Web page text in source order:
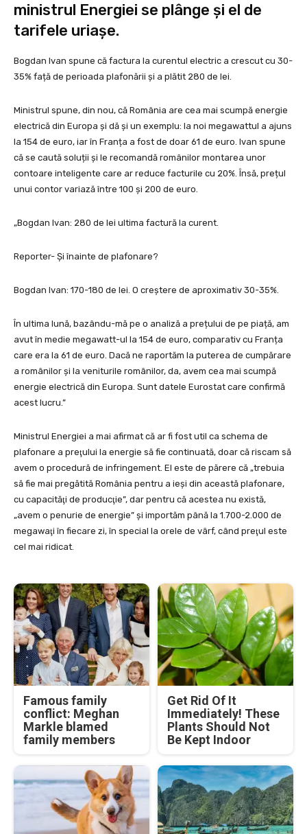
ministrul Energiei se plânge și el de
tarifele uriașe.
Bogdan Ivan spune că factura la curentul electric a crescut cu 30-
35% față de perioada plafonării și a plătit 280 de lei.
Ministrul spune, din nou, că România are cea mai scumpă energie
electrică din Europa și dă și un exemplu: la noi megawattul a ajuns
la 154 de euro, iar în Franța a fost de doar 61 de euro. Ivan spune
că se caută soluții și le recomandă românilor montarea unor
contoare inteligente care ar reduce facturile cu 20%. Însă, prețul
unui contor variază între 100 și 200 de euro.
„Bogdan Ivan: 280 de lei ultima factură la curent.
Reporter- Și înainte de plafonare?
Bogdan Ivan: 170-180 de lei. O creștere de aproximativ 30-35%.
În ultima lună, bazându-mă pe o analiză a prețului de pe piață, am
avut în medie megawatt-ul la 154 de euro, comparativ cu Franța
care era la 61 de euro. Dacă ne raportăm la puterea de cumpărare
a românilor și la veniturile românilor, da, avem cea mai scumpă
energie electrică din Europa. Sunt datele Eurostat care confirmă
acest lucru.”
Ministrul Energiei a mai afirmat că ar fi fost util ca schema de
plafonare a preţului la energie să fie continuată, doar că riscam să
avem o procedură de infringement. El este de părere că „trebuia
să fie mai pregătită România pentru a ieşi din această plafonare,
cu capacităţi de producţie”, dar pentru că acestea nu există,
„avem o penurie de energie” şi importăm până la 1.700-2.000 de
megawaţi în fiecare zi, în special la orele de vârf, când preţul este
cel mai ridicat.
Famous family
conflict: Meghan
Markle blamed
family members
Get Rid Of It
Immediately! These
Plants Should Not
Be Kept Indoor